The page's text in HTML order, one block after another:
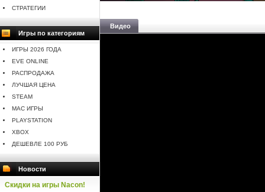
СТРАТЕГИИ
Игры по категориям
ИГРЫ 2026 ГОДА
EVE ONLINE
РАСПРОДАЖА
ЛУЧШАЯ ЦЕНА
STEAM
MAC ИГРЫ
PLAYSTATION
XBOX
ДЕШЕВЛЕ 100 РУБ
Новости
Скидки на игры Nacon!
Видео